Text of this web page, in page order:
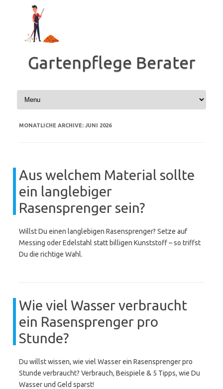
springen
Gartenpflege Berater
MONATLICHE ARCHIVE: JUNI 2026
Aus welchem Material sollte
ein langlebiger
Rasensprenger sein?
Willst Du einen langlebigen Rasensprenger? Setze auf
Messing oder Edelstahl statt billigen Kunststoff – so triffst
Du die richtige Wahl.
Wie viel Wasser verbraucht
ein Rasensprenger pro
Stunde?
Du willst wissen, wie viel Wasser ein Rasensprenger pro
Stunde verbraucht? Verbrauch, Beispiele & 5 Tipps, wie Du
Wasser und Geld sparst!